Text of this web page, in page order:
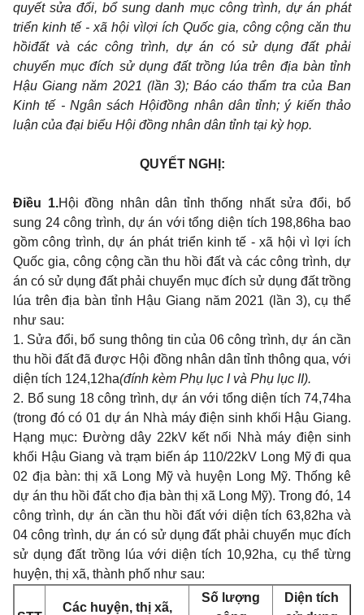
quyết sửa đổi, bổ sung danh mục công trình, dự án phát
triển kinh tế - xã hội vìlợi ích Quốc gia, công cộng căn thu
hồiđất và các công trình, dự án có sử dụng đất phải
chuyển mục đích sử dụng đất trồng lúa trên địa bàn tỉnh
Hậu Giang năm 2021 (lần 3); Báo cáo thẩm tra của Ban
Kinh tế - Ngân sách Hộiđồng nhân dân tỉnh; ý kiến thảo
luận của đại biểu Hội đồng nhân dân tỉnh tại kỳ họp.
QUYẾT NGHỊ:
Điều 1.Hội đồng nhân dân tỉnh thống nhất sửa đổi, bổ
sung 24 công trình, dự án với tổng diện tích 198,86ha bao
gồm công trình, dự án phát triển kinh tế - xã hội vì lợi ích
Quốc gia, công cộng cần thu hồi đất và các công trình, dự
án có sử dụng đất phải chuyển mục đích sử dụng đất trồng
lúa trên địa bàn tỉnh Hậu Giang năm 2021 (lần 3), cụ thể
như sau:
1. Sửa đổi, bổ sung thông tin của 06 công trình, dự án cần
thu hồi đất đã được Hội đồng nhân dân tỉnh thông qua, với
diện tích 124,12ha(đính kèm Phụ lục I và Phụ lục II).
2. Bổ sung 18 công trình, dự án với tổng diện tích 74,74ha
(trong đó có 01 dự án Nhà máy điện sinh khối Hậu Giang.
Hạng mục: Đường dây 22kV kết nối Nhà máy điện sinh
khối Hậu Giang và trạm biến áp 110/22kV Long Mỹ đi qua
02 địa bàn: thị xã Long Mỹ và huyện Long Mỹ. Thống kê
dự án thu hồi đất cho địa bàn thị xã Long Mỹ). Trong đó, 14
công trình, dự án cần thu hồi đất với diện tích 63,82ha và
04 công trình, dự án có sử dụng đất phải chuyển mục đích
sử dụng đất trồng lúa với diện tích 10,92ha, cụ thể từng
huyện, thị xã, thành phố như sau:
Các huyện, thị xã,
Số lượng
Diện tích